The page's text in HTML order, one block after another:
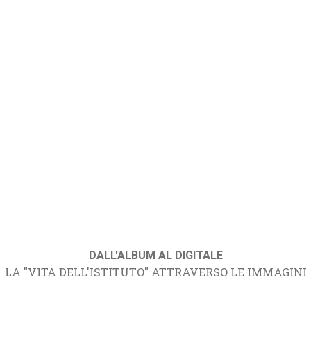
DALL'ALBUM AL DIGITALE
LA "VITA DELL'ISTITUTO" ATTRAVERSO LE IMMAGINI